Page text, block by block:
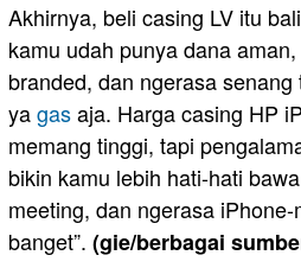
Akhirnya, beli casing LV itu
kamu udah punya dana
branded, dan ngerasa
yagasaja. Harga casing HP
memang tinggi, tapi
bikin kamu lebih hati-hati
meeting, dan ngerasa iPhone-
banget”. (gie/berbagai